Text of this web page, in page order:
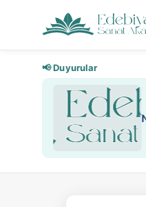
📢 Duyurular